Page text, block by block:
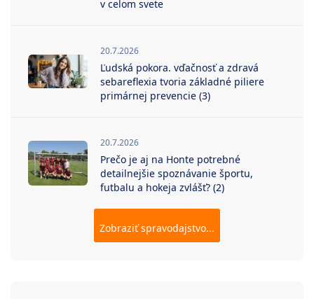
v celom svete
20.7.2026
Ľudská pokora. vďačnosť a zdravá
sebareflexia tvoria základné piliere
primárnej prevencie (3)
20.7.2026
Prečo je aj na Honte potrebné
detailnejšie spoznávanie športu,
futbalu a hokeja zvlášť? (2)
Zobraziť spravodajstvo...